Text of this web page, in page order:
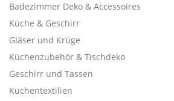
Badezimmer Deko & Accessoires
Küche & Geschirr
Gläser und Krüge
Küchenzubehör & Tischdeko
Geschirr und Tassen
Küchentextilien